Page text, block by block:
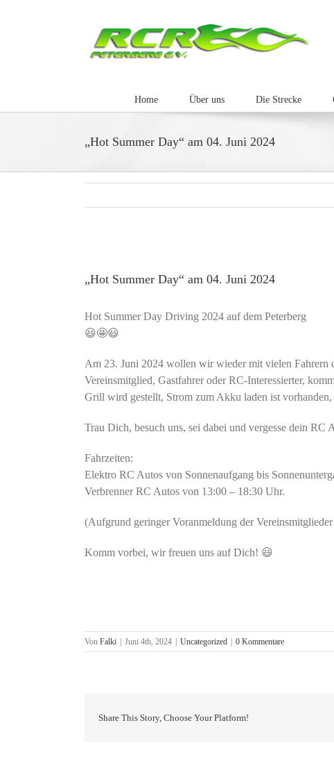
Home Über uns Die Strecke
„Hot Summer Day“ am 04. Juni 2024
grösseres
„Hot Summer Day“ am 04. Juni 2024
Hot Summer Day Driving 2024 auf dem Peterberg
😃🤩😃
Am 23. Juni 2024 wollen wir wieder mit vielen Fahrern
Vereinsmitglied, Gastfahrer oder RC-Interessierter,
Grill wird gestellt, Strom zum Akku laden ist
Trau Dich, besuch uns, sei dabei und vergesse dein RC
Fahrzeiten:
Elektro RC Autos von Sonnenaufgang bis
Verbrenner RC Autos von 13:00 – 18:30 Uhr.
(Aufgrund geringer Voranmeldung der
Komm vorbei, wir freuen uns auf Dich! 😃
Von Falki Juni 4th, 2024 Uncategorized 0 Kommentare
Share This Story, Choose Your Platform!